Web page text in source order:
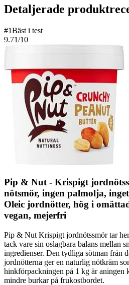
Detaljerade
#1Bäst i test
9.71/10
Pip & Nut - Krispigt
nötsmör, ingen palmolja,
Oleic jordnötter, hög i
vegan, mejerfri
Pip & Nut Krispigt jordnötssmör tar
tack vare sin oslagbara balans mellan
ingredienser. Den tydliga sötman från
jordnötterna ger en naturlig nötkräm
hinkförpackningen på 1 kg är aningen
mindre burkar på frukostbordet.